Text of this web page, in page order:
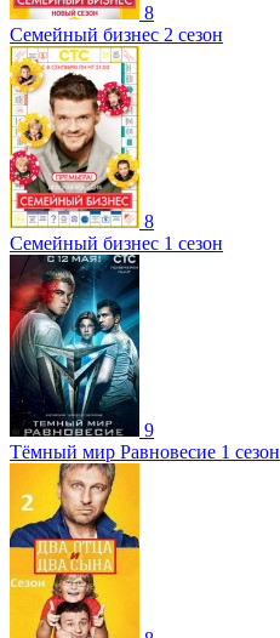
8
Семейный бизнес 2 сезон
8
Семейный бизнес 1 сезон
9
Тёмный мир Равновесие 1 сезон